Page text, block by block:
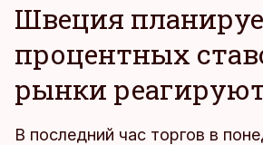
Швеция
процентных
рынки
В последний час торгов в